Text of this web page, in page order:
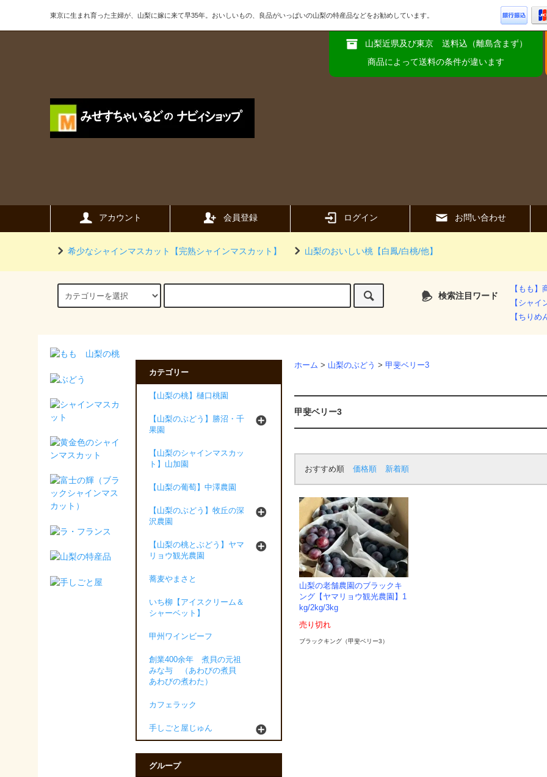
東京に生まれ育った主婦が、山梨に嫁に来て早35年。おいしいもの、良品がいっぱいの山梨の特産品などをお勧めしています。
山梨近県及び東京 送料込（離島含まず）
商品によって送料の条件が違います
アカウント 会員登録 ログイン お問い合わせ
希少なシャインマスカット【完熟シャインマスカット】 山梨のおいしい桃【白鳳/白桃/他】
検索注目ワード
【もも】
【シャイ
【ちりめ
ホーム > 山梨のぶどう > 甲斐ベリー3
甲斐ベリー3
おすすめ順 価格順 新着順
山梨の老舗農園のブラックキ
ング【ヤマリョウ観光農園】1
kg/2kg/3kg
売り切れ
ブラックキング（甲斐ベリー3）
カテゴリー
【山梨の桃】樋口桃園
【山梨のぶどう】勝沼・千
果園
【山梨のシャインマスカッ
ト】山加園
【山梨の葡萄】中澤農園
【山梨のぶどう】牧丘の深
沢農園
【山梨の桃とぶどう】ヤマ
リョウ観光農園
蕎麦やまさと
いち柳【アイスクリーム＆
シャーベット】
甲州ワインビーフ
創業400余年 煮貝の元祖
みな与 （あわびの煮貝
あわびの煮わた）
カフェラック
手しごと屋じゅん
グループ